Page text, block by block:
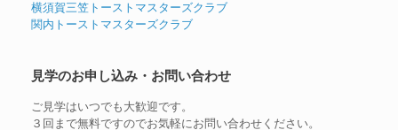
横須賀三笠トーストマスターズクラブ
関内トーストマスターズクラブ
見学のお申し込み・お問い合わせ
ご見学はいつでも大歓迎です。
３回まで無料ですのでお気軽にお問い合わせください。